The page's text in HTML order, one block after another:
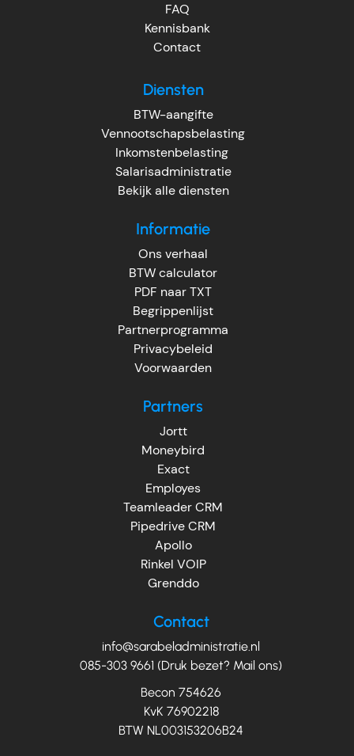
FAQ
Kennisbank
Contact
Diensten
BTW-aangifte
Vennootschapsbelasting
Inkomstenbelasting
Salarisadministratie
Bekijk alle diensten
Informatie
Ons verhaal
BTW calculator
PDF naar TXT
Begrippenlijst
Partnerprogramma
Privacybeleid
Voorwaarden
Partners
Jortt
Moneybird
Exact
Employes
Teamleader CRM
Pipedrive CRM
Apollo
Rinkel VOIP
Grenddo
Contact
info@sarabeladministratie.nl
085-303 9661 (Druk bezet? Mail ons)
Becon 754626
KvK 76902218
BTW NL003153206B24